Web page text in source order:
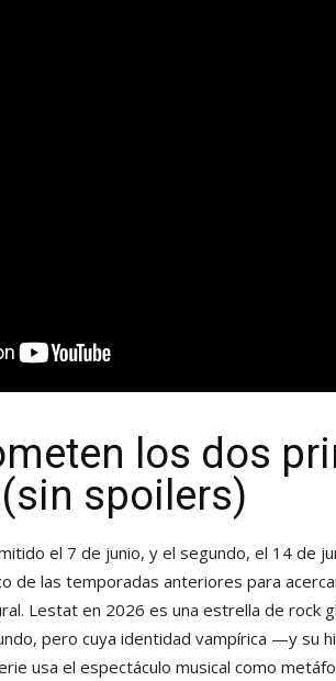
los dos
spoilers)
el 7 de junio, y el segundo, el 14 de
de las temporadas anteriores para
Lestat en 2026 es una estrella de rock
pero cuya identidad vampírica —y su
usa el espectáculo musical como